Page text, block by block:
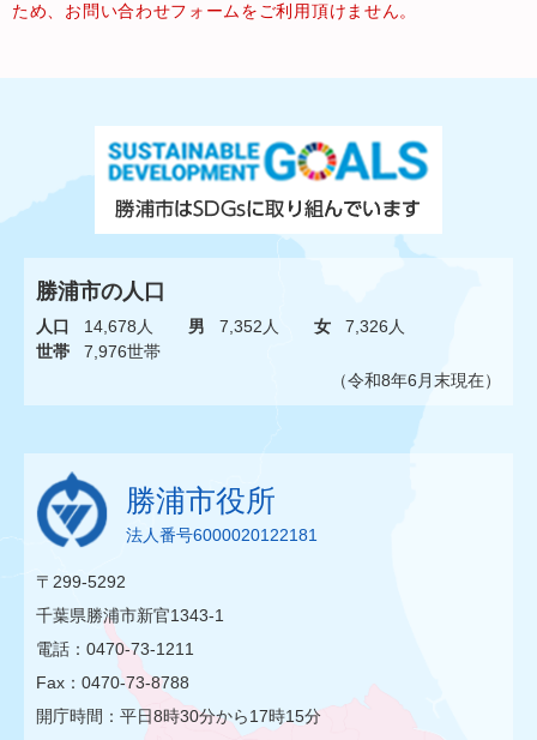
ため、お問い合わせフォームをご利用頂けません。
勝浦市の人口
人口 14,678人 男 7,352人 女
7,326人
世帯
7,976世帯
（令和8年6月末現在）
勝浦市役所
法人番号6000020122181
〒299-5292
千葉県勝浦市新官1343-1
電話：0470-73-1211
Fax：0470-73-8788
開庁時間：平日8時30分から17時15分